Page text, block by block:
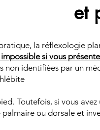
et
la réflexologie
si vous
non identifiées par un
Toutefois, si vous
ou dorsale et